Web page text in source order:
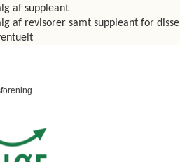
af suppleant
af revisorer samt suppleant for disse